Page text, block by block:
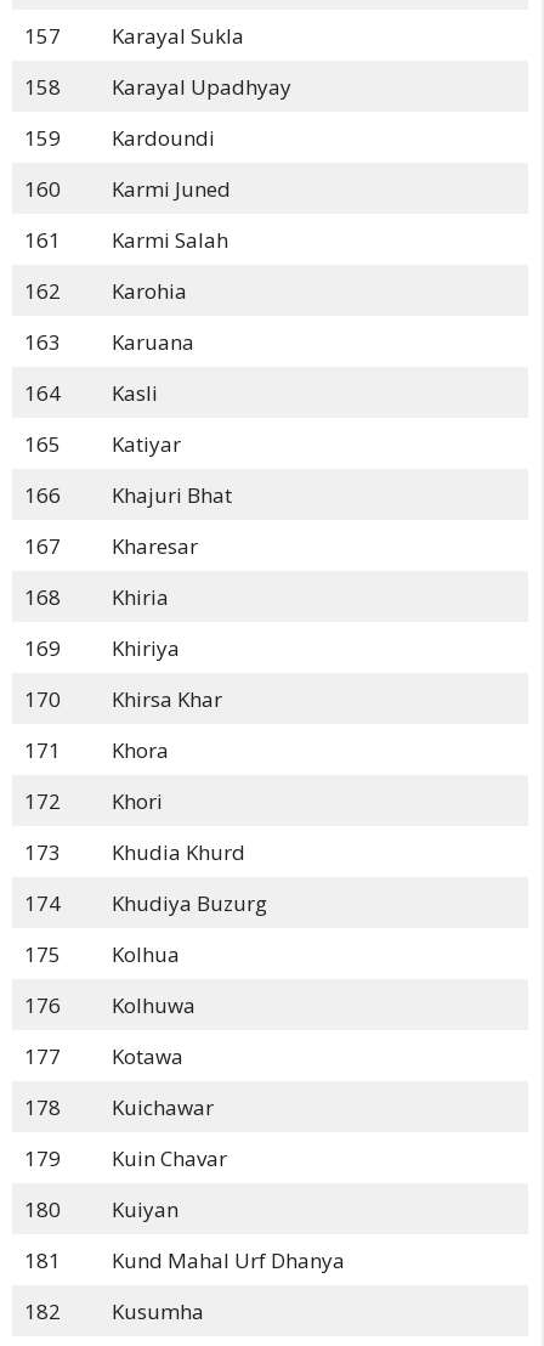
157
Karayal Sukla
158
Karayal Upadhyay
159
Kardoundi
160
Karmi Juned
161
Karmi Salah
162
Karohia
163
Karuana
164
Kasli
165
Katiyar
166
Khajuri Bhat
167
Kharesar
168
Khiria
169
Khiriya
170
Khirsa Khar
171
Khora
172
Khori
173
Khudia Khurd
174
Khudiya Buzurg
175
Kolhua
176
Kolhuwa
177
Kotawa
178
Kuichawar
179
Kuin Chavar
180
Kuiyan
181
Kund Mahal Urf Dhanya
182
Kusumha